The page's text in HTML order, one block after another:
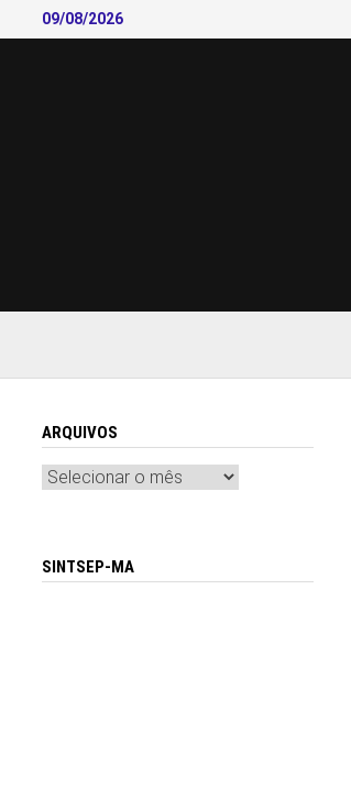
to
09/08/2026
ARQUIVOS
Arquivos
SINTSEP-MA